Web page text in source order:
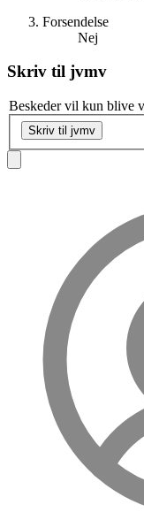
Forsendelse
Nej
Skriv til jvmv
Beskeder vil kun blive
Skriv til jvmv